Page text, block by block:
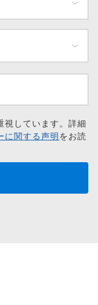
しています。詳細
に関する声明をお読